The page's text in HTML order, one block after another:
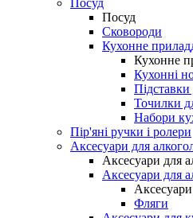
Посуд
Посуд
Сковороди
Кухонне
Кухонне
Кухонні
Точилки
Набори
Пір'яні ручки і ролери
Аксесуари для
Аксесуари для
Аксесуари для
Фляги